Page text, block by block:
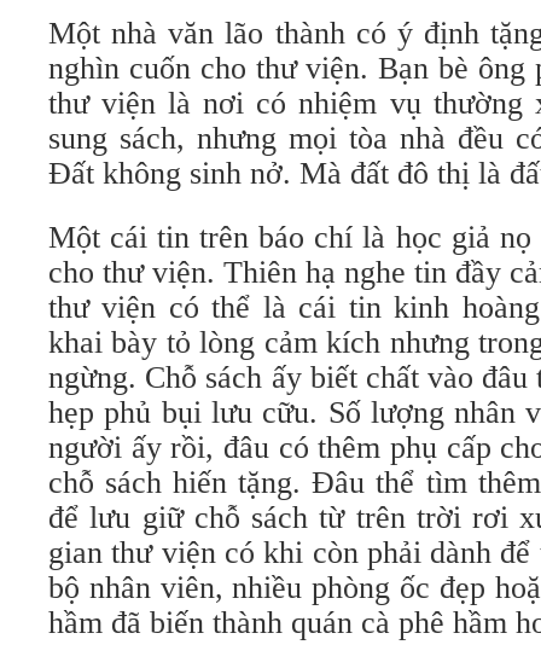
Một nhà văn lão thành có ý định
nghìn cuốn cho thư viện. Bạn bè ông
thư viện là nơi có nhiệm vụ thường
sung sách, nhưng mọi tòa nhà đều
Đất không sinh nở. Mà đất đô thị là
Một cái tin trên báo chí là học giả nọ
cho thư viện. Thiên hạ nghe tin đầy
thư viện có thể là cái tin kinh
khai bày tỏ lòng cảm kích nhưng
ngừng. Chỗ sách ấy biết chất vào
hẹp phủ bụi lưu cữu. Số lượng nhân
người ấy rồi, đâu có thêm phụ cấp
chỗ sách hiến tặng. Đâu thể tìm
để lưu giữ chỗ sách từ trên trời rơi
gian thư viện có khi còn phải dành để
bộ nhân viên, nhiều phòng ốc đẹp
hầm đã biến thành quán cà phê hầm